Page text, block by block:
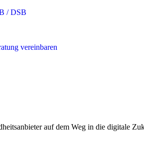
/ DSB
vereinbaren
auf dem Weg in die digitale